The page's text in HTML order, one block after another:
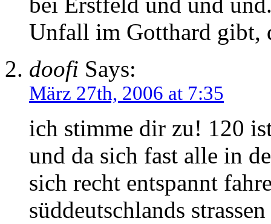
Unfall im Gotthard gibt,
doofi Says:
März 27th, 2006 at 7:35
ich stimme dir zu! 120
und da sich fast alle in
sich recht entspannt
süddeutschlands